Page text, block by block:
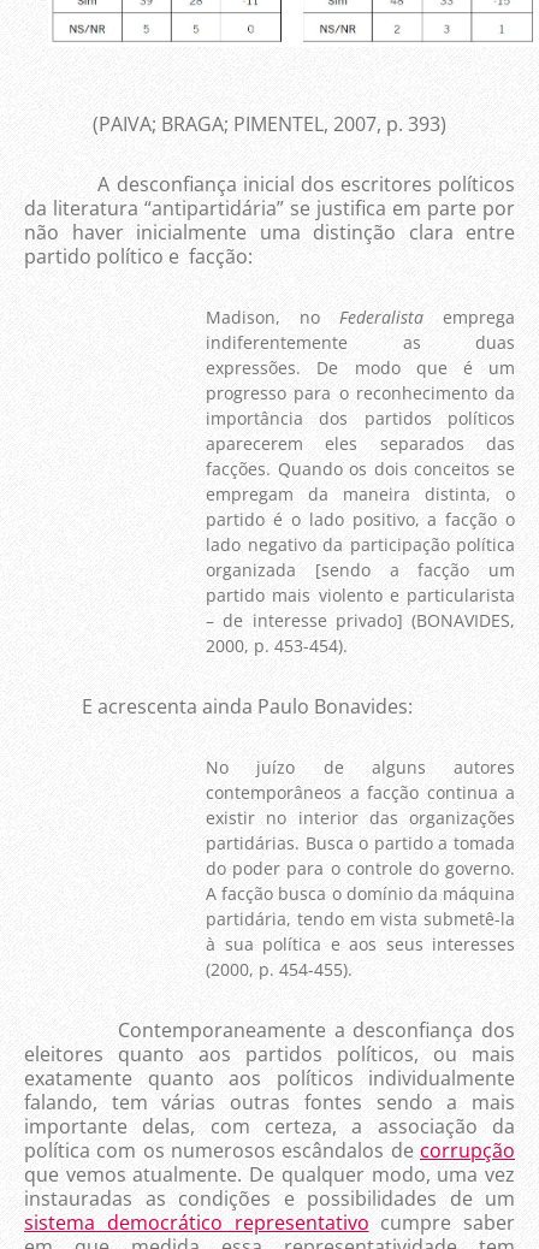
(PAIVA; BRAGA; PIMENTEL, 2007, p. 393)
A desconfiança inicial dos escritores políticos
da literatura “antipartidária” se justifica em parte por
não haver inicialmente uma distinção clara entre
partido político e facção:
Madison, noFederalistaemprega
indiferentemente as duas
expressões. De modo que é um
progresso para o reconhecimento da
importância dos partidos políticos
aparecerem eles separados das
facções. Quando os dois conceitos se
empregam da maneira distinta, o
partido é o lado positivo, a facção o
lado negativo da participação política
organizada [sendo a facção um
partido mais violento e particularista
– de interesse privado] (BONAVIDES,
2000, p. 453-454).
E acrescenta ainda Paulo Bonavides:
No juízo de alguns autores
contemporâneos a facção continua a
existir no interior das organizações
partidárias. Busca o partido a tomada
do poder para o controle do governo.
A facção busca o domínio da máquina
partidária, tendo em vista submetê-la
à sua política e aos seus interesses
(2000, p. 454-455).
Contemporaneamente a desconfiança dos
eleitores quanto aos partidos políticos, ou mais
exatamente quanto aos políticos individualmente
falando, tem várias outras fontes sendo a mais
importante delas, com certeza, a associação da
política com os numerosos escândalos de corrupção
que vemos atualmente. De qualquer modo, uma vez
instauradas as condições e possibilidades de um
sistema democrático representativo cumpre saber